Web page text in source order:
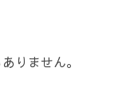
りません。